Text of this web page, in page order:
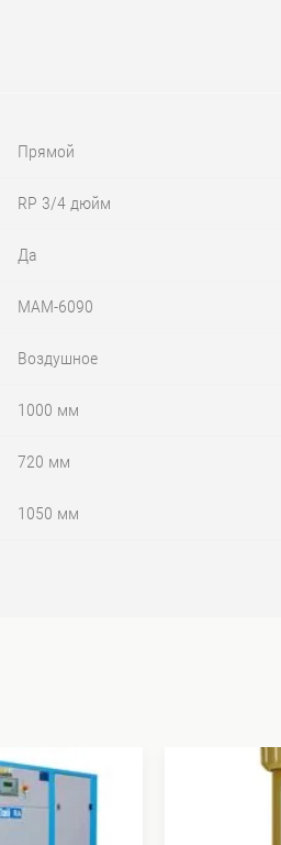
Прямой
RP 3/4 дюйм
Да
MAM-6090
Воздушное
1000 мм
720 мм
1050 мм